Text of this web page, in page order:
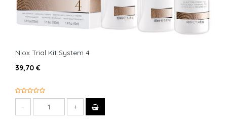
Niox Trial Kit System 4
39,70 €